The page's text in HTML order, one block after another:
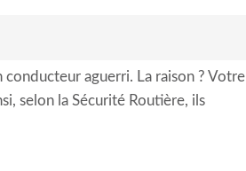
conducteur aguerri. La raison ? Votre
selon la Sécurité Routière, ils